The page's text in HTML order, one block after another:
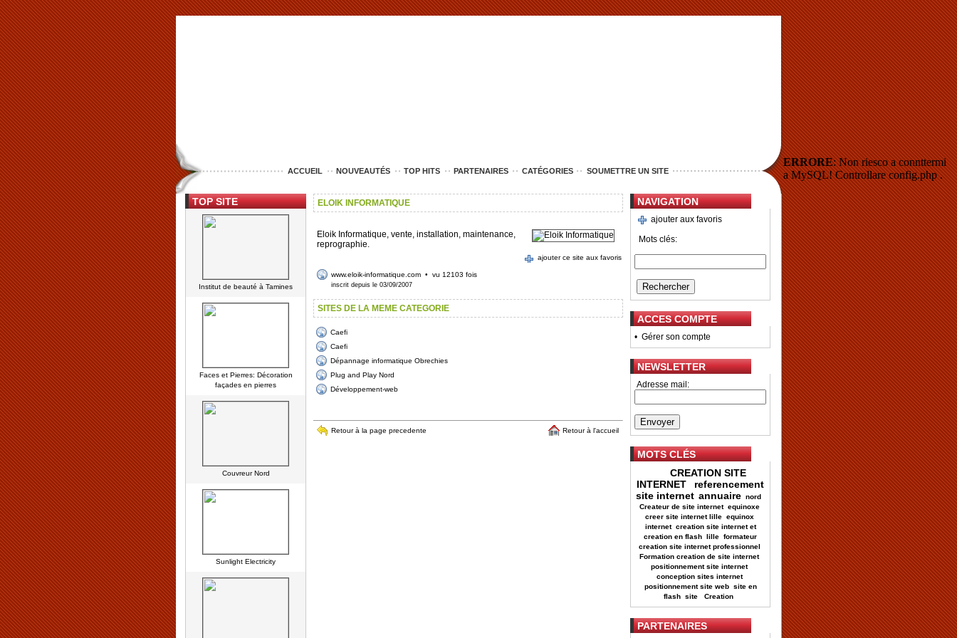
ACCUEIL NOUVEAUTÉS TOP HITS PARTENAIRES CATÉGORIES SOUMETTRE UN SITE
TOP SITE
Institut de beauté à Tamines
Faces et Pierres: Décoration
façades en pierres
Couvreur Nord
Sunlight Electricity
ELOIK INFORMATIQUE
Eloik Informatique, vente, installation, maintenance,
reprographie.
www.eloik-informatique.com • vu 12103 fois
inscrit depuis le 03/09/2007
ajouter ce site aux favoris
SITES DE LA MEME CATEGORIE
Caefi
Caefi
Dépannage informatique Obrechies
Plug and Play Nord
Développement-web
Retour à la page precedente Retour à l'accueil
NAVIGATION
ajouter aux favoris
Mots clés:
ACCES COMPTE
• Gérer son compte
NEWSLETTER
Adresse mail:
MOTS CLÉS
CREATION SITE
INTERNET
referencement
site internet annuaire nord
Createur de site internet equinoxe
creer site internet lille equinox
internet creation site internet et
creation en flash lille formateur
creation site internet professionnel
Formation creation de site internet
positionnement site internet
conception sites internet
positionnement site web site en
flash site Creation
PARTENAIRES
ERRORE: Non riesco a connttermi
a MySQL! Controllare config.php .